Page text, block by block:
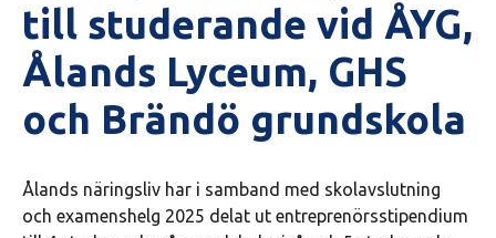
till studerande vid ÅYG,
Ålands Lyceum, GHS
och Brändö grundskola
Ålands näringsliv har i samband med skolavslutning
och examenshelg 2025 delat ut entreprenörsstipendium